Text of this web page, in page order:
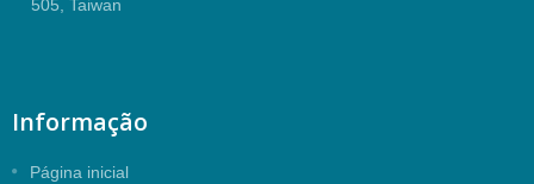
505, Taiwan
Informação
Página inicial